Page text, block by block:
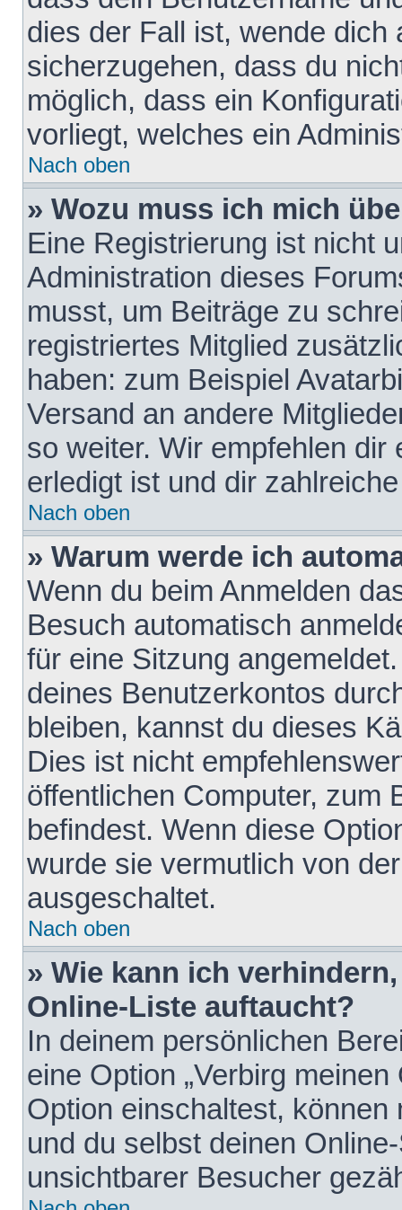
dies der Fall ist, wende dich
sicherzugehen, dass du
möglich, dass ein
vorliegt, welches ein
Nach oben
» Wozu muss ich mich
Eine Registrierung ist nicht
Administration dieses
musst, um Beiträge zu
registriertes Mitglied
haben: zum Beispiel
Versand an andere
so weiter. Wir empfehlen
erledigt ist und dir
Nach oben
» Warum werde ich
Wenn du beim Anmelden
Besuch automatisch
für eine Sitzung
deines Benutzerkontos
bleiben, kannst du dieses
Dies ist nicht
öffentlichen Computer, zum
befindest. Wenn diese
wurde sie vermutlich von
ausgeschaltet.
Nach oben
» Wie kann ich
Online-Liste auftaucht?
In deinem persönlichen
eine Option „Verbirg
Option einschaltest,
und du selbst deinen
unsichtbarer Besucher